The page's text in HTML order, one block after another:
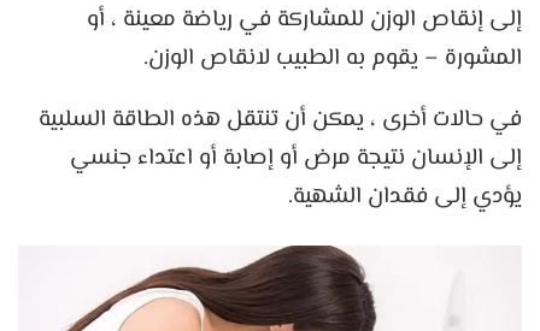
إلى إنقاص الوزن للمشاركة في رياضة معينة ، أو
المشورة – يقوم به الطبيب لانقاص الوزن.
في حالات أخرى ، يمكن أن تنتقل هذه الطاقة السلبية
إلى الإنسان نتيجة مرض أو إصابة أو اعتداء جنسي
يؤدي إلى فقدان الشهية.